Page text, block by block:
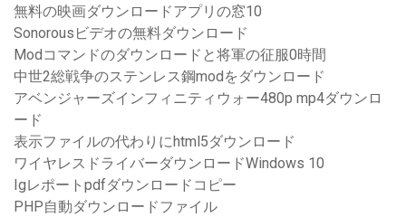
無料の映画ダウンロードアプリの窓10
Sonorousビデオの無料ダウンロード
Modコマンドのダウンロードと将軍の征服0時間
中世2総戦争のステンレス鋼modをダウンロード
アベンジャーズインフィニティウォー480p mp4ダウンロ
ード
表示ファイルの代わりにhtml5ダウンロード
ワイヤレスドライバーダウンロードWindows 10
Igレポートpdfダウンロードコピー
PHP自動ダウンロードファイル